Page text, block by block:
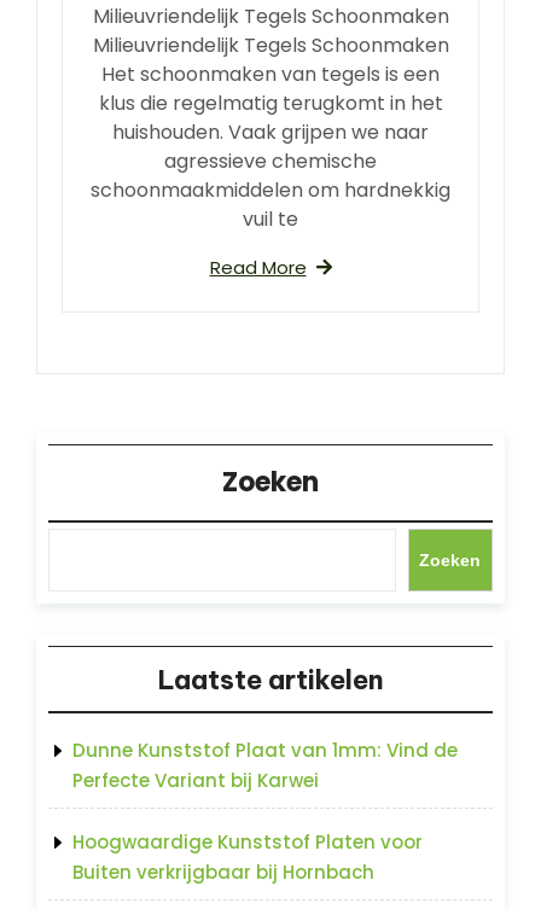
Milieuvriendelijk Tegels Schoonmaken
Milieuvriendelijk Tegels Schoonmaken
Het schoonmaken van tegels is een
klus die regelmatig terugkomt in het
huishouden. Vaak grijpen we naar
agressieve chemische
schoonmaakmiddelen om hardnekkig
vuil te
Read More
Zoeken
Zoeken
Laatste artikelen
Dunne Kunststof Plaat van 1mm: Vind de
Perfecte Variant bij Karwei
Hoogwaardige Kunststof Platen voor
Buiten verkrijgbaar bij Hornbach